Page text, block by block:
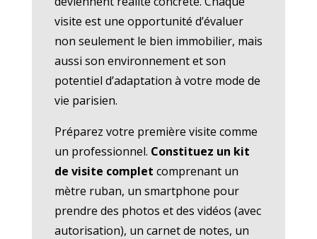
visite est une opportunité d’évaluer
non seulement le bien immobilier, mais
aussi son environnement et son
potentiel d’adaptation à votre mode de
vie parisien.
Préparez votre première visite comme
un professionnel. Constituez un kit
de visite complet comprenant un
mètre ruban, un smartphone pour
prendre des photos et des vidéos (avec
autorisation), un carnet de notes, un